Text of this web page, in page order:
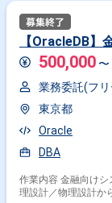
【OracleDB】
500,000 〜
業務委託(フ
東京都
Oracle
DBA
作業内容 金融向け
理設計／物理設計か